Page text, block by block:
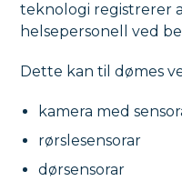
teknologi registrerer
helsepersonell ved
Dette kan til dømes
kamera med
rørslesensorar
dørsensorar